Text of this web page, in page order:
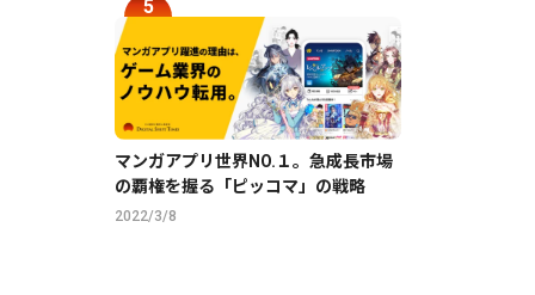
マンガアプリ世界NO.１。急成長市場
の覇権を握る「ピッコマ」の戦略
2022/3/8